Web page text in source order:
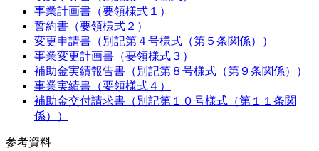
事業計画書（要領様式１）
誓約書（要領様式２）
変更申請書（別記第４号様式（第５条関係））
事業変更計画書（要領様式３）
補助金実績報告書（別記第８号様式（第９条関係））
事業実績書（要領様式４）
補助金交付請求書（別記第１０号様式（第１１条関
係））
参考資料